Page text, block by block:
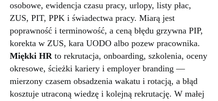
osobowe, ewidencja czasu pracy, urlopy, listy płac,
ZUS, PIT, PPK i świadectwa pracy. Miarą jest
poprawność i terminowość, a ceną błędu grzywna PIP,
korekta w ZUS, kara UODO albo pozew pracownika.
Miękki HRto rekrutacja, onboarding, szkolenia, oceny
okresowe, ścieżki kariery i employer branding —
mierzony czasem obsadzenia wakatu i rotacją, a błąd
kosztuje utraconą wiedzę i kolejną rekrutację. W małej